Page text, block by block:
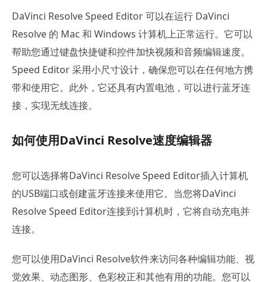
DaVinci Resolve Speed Editor 可以在运行 DaVinci
Resolve 的 Mac 和 Windows 计算机上正常运行。它可以
帮助您通过键盘快捷键和控件加快视频和音频编辑速度。
Speed Editor 采用小尺寸设计，确保您可以在任何地方携
带和使用它。此外，它还具有内置电池，可以进行蓝牙连
接，实现无线连接。
如何使用DaVinci Resolve速度编辑器
您可以选择将DaVinci Resolve Speed Editor插入计算机
的USB端口或创建蓝牙连接来使用它。当您将DaVinci
Resolve Speed Editor连接到计算机时，它将自动充电并
连接。
您可以使用DaVinci Resolve软件来访问各种编辑功能、视
觉效果、动态图形、色彩校正和其他有用的功能。您可以